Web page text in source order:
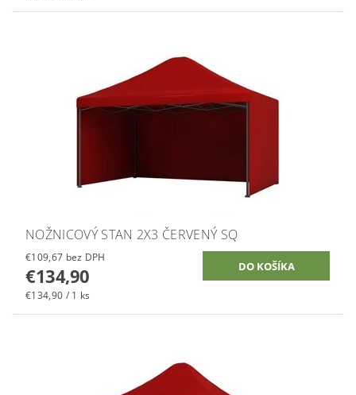
NOŽNICOVÝ STAN 2X3 ČERVENÝ SQ
€109,67 bez DPH
€134,90
€134,90 / 1 ks